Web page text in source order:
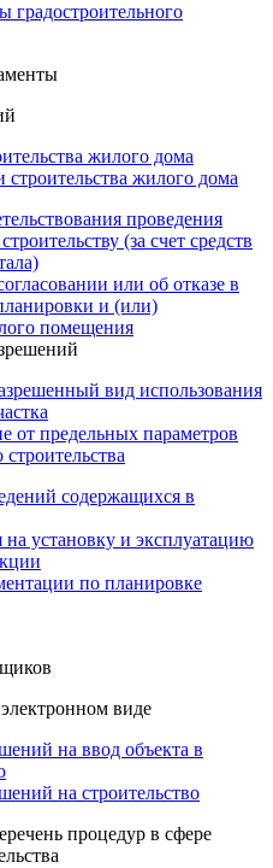
жилого дома
жилого дома
проведения
(за счет средств
или об отказе в
и (или)
помещения
вид использования
от предельных параметров
содержащихся в
установку и эксплуатацию
по планировке
виде
на ввод объекта в
на строительство
процедур в сфере